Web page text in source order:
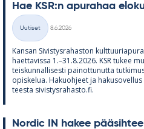
Hae KSR:n apu­ra­haa
Kategoriat
Uutiset
8.6.2026
Kan­san Si­vis­tys­ra­has­ton
haet­ta­vissa 1.–31.8.2026. KSR tu­kee
teis­kun­nal­li­sesti pai­not­tu­nutta
opis­ke­lua. Ha­kuoh­jeet ja
teesta si­vis­tys­ra­hasto.fi.
Nor­dic IN ha­kee